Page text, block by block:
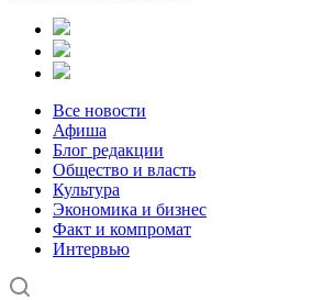
Все новости
Афиша
Блог редакции
Общество и власть
Культура
Экономика и бизнес
Факт и компромат
Интервью